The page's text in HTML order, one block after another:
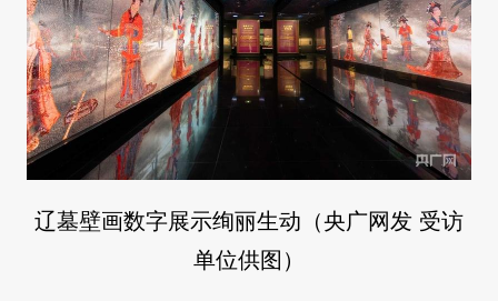
辽墓壁画数字展示绚丽生动（央广网发 受访
单位供图）